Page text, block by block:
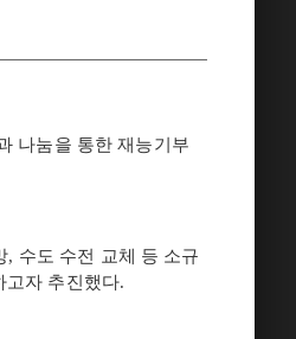
나눔을 통한 재능기부
, 수도 수전 교체 등 소규
고자 추진했다.